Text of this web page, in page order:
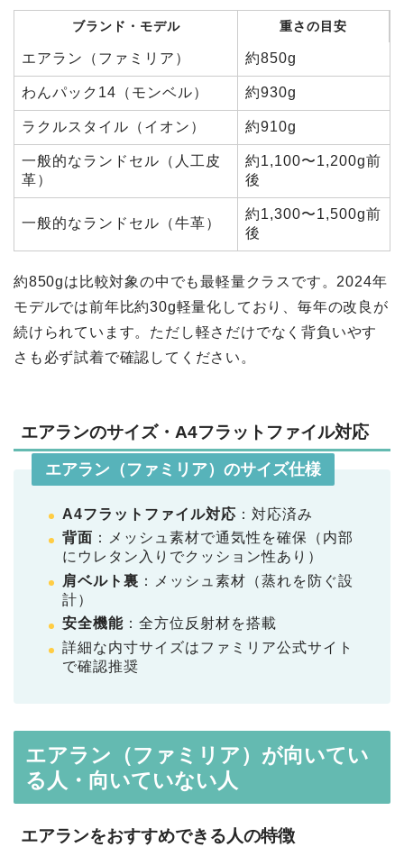
ブランド・モデル 重さの目安
エアラン（ファミリア） 約850g
わんパック14（モンベル） 約930g
ラクルスタイル（イオン） 約910g
一般的なランドセル（人工皮
革）
約1,100〜1,200g前
後
一般的なランドセル（牛革）
約1,300〜1,500g前
後
約850gは比較対象の中でも最軽量クラスです。2024年
モデルでは前年比約30g軽量化しており、毎年の改良が
続けられています。ただし軽さだけでなく背負いやす
さも必ず試着で確認してください。
エアランのサイズ・A4フラットファイル対応
エアラン（ファミリア）のサイズ仕様
A4フラットファイル対応 ：対応済み
背面 ：メッシュ素材で通気性を確保（内部
にウレタン入りでクッション性あり）
肩ベルト裏 ：メッシュ素材（蒸れを防ぐ設
計）
安全機能 ：全方位反射材を搭載
詳細な内寸サイズはファミリア公式サイト
で確認推奨
エアラン（ファミリア）が向いてい
る人・向いていない人
エアランをおすすめできる人の特徴